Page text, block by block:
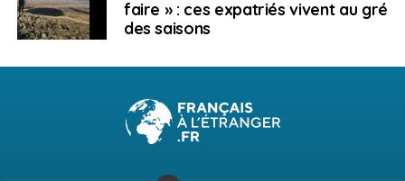
faire » : ces expatriés vivent au gré
des saisons